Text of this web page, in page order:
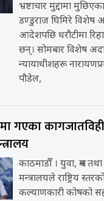
भ्रष्टाचार मुद्दामा
डण्डुराज घिमिरे विशेष
आदेशपछि धरौटीमा
छन्। सोमबार विशेष
न्यायाधीशहरू
पौडेल,
गएका
काठमाडौँ । युवा, श्रम
मन्त्रालयले राष्ट्रिय
कल्याणकारी कोषको